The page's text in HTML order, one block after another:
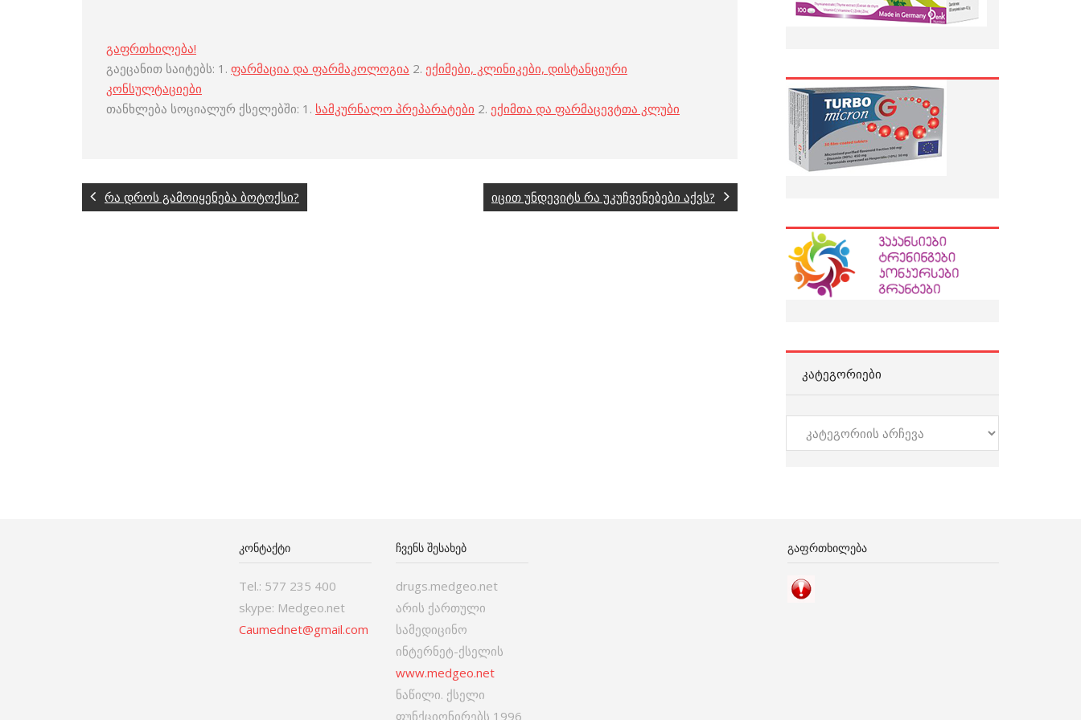
გაფრთხილება!
გაეცანით საიტებს: 1. ფარმაცია და ფარმაკოლოგია 2. ექიმები, კლინიკები, დისტანციური
კონსულტაციები
თანხლება სოციალურ ქსელებში: 1. სამკურნალო პრეპარატები 2. ექიმთა და ფარმაცევტთა კლუბი
რა დროს გამოიყენება ბოტოქსი? იცით უნდევიტს რა უკუჩვენებები აქვს?
ᲙᲐᲢᲔᲒᲝᲠᲘᲔᲑᲘ
კატეგორიები
ᲙᲝᲜᲢᲐᲥᲢᲘ
Tel.: 577 235 400
skype: Medgeo.net
Caumednet@gmail.com
ᲩᲕᲔᲜᲡ ᲨᲔᲡᲐᲮᲔᲑ
drugs.medgeo.net
არის ქართული
სამედიცინო
ინტერნეტ-ქსელის
www.medgeo.net
ნაწილი. ქსელი
ფუნქციონირებს 1996
ᲒᲐᲤᲠᲗᲮᲘᲚᲔᲑᲐ